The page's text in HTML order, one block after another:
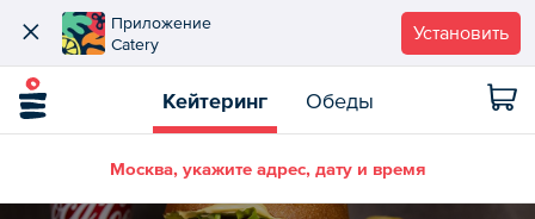
Приложение
Catery
Установить
Кейтеринг Обеды
Москва, укажите адрес, дату и время